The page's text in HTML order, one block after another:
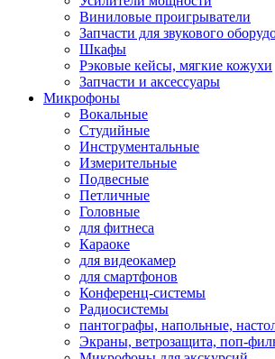
Виниловые проигрыватели
Запчасти для звукового
Шкафы
Рэковые кейсы, мягкие кожухи
Запчасти и аксессуары
Микрофоны
Вокальные
Студийные
Инструментальные
Измерительные
Подвесные
Петличные
Головные
для фитнеса
Караоке
для видеокамер
для смартфонов
Конференц-системы
Радиосистемы
пантографы, напольные,
Экраны, ветрозащита, поп-